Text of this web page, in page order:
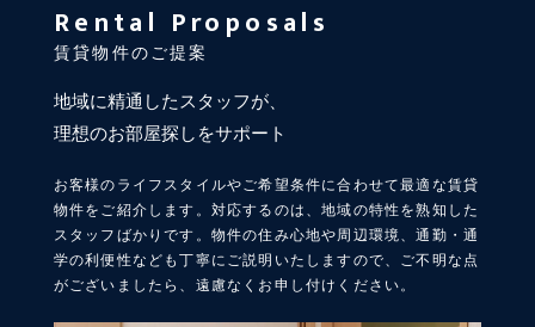
Rental Proposals
賃貸物件のご提案
地域に精通したスタッフが、
理想のお部屋探しをサポート
お客様のライフスタイルやご希望条件に合わせて最適な賃貸
物件をご紹介します。対応するのは、地域の特性を熟知した
スタッフばかりです。物件の住み心地や周辺環境、通勤・通
学の利便性なども丁寧にご説明いたしますので、ご不明な点
がございましたら、遠慮なくお申し付けください。